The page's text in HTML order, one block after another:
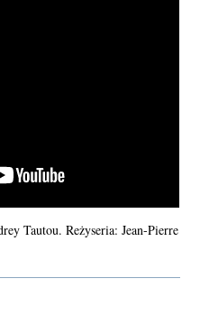
Tautou. Reżyseria: Jean-Pierre